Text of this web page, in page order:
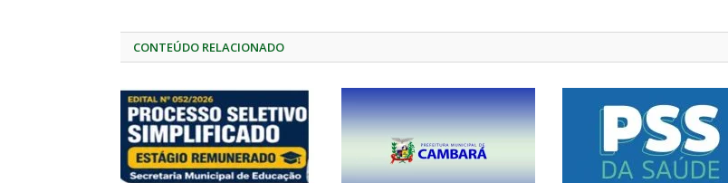
CONTEÚDO RELACIONADO